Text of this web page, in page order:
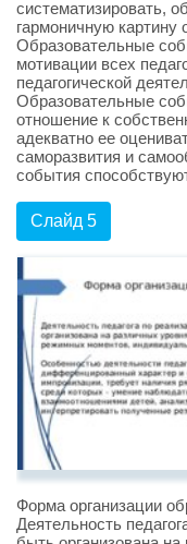
систематизировать,
гармоничную
Образовательные
мотивации всех
педагогической
Образовательные
отношение к
адекватно ее
саморазвития и
события
Слайд 5
Форма организации
Деятельность